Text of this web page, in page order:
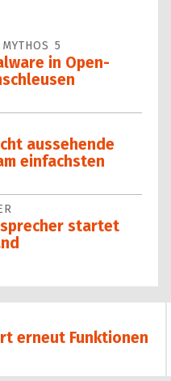
5
in Open-
aussehende
einfachsten
startet
erneut Funktionen